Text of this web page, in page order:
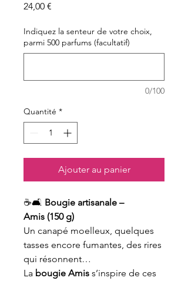
24,00 €
Indiquez la senteur de votre choix,
parmi 500 parfums (facultatif)
0/100
Quantité *
Ajouter au panier
☕🛋️ Bougie artisanale –
Amis (150 g)
Un canapé moelleux, quelques
tasses encore fumantes, des rires
qui résonnent…
La bougie Amis s’inspire de ces